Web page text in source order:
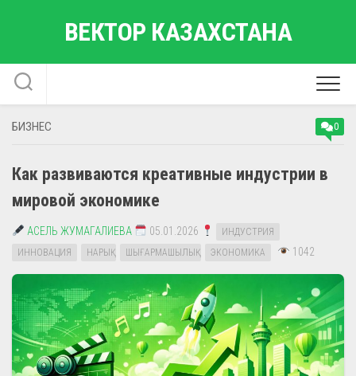
ВЕКТОР КАЗАХСТАНА
БИЗНЕС 0
Как развиваются креативные индустрии в
мировой экономике
АСЕЛЬ ЖУМАГАЛИЕВА 05.01.2026
ИНДУСТРИЯ
ИННОВАЦИЯ
НАРЫҚ ШЫҒАРМАШЫЛЫҚ ЭКОНОМИКА 1042